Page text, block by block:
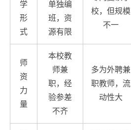
学
形
式
单独编
班，资
源有限
校，但规模
不一
师
资
力
量
本校教
师兼
职，经
验参差
不齐
多为外聘兼
职教师，流
动性大